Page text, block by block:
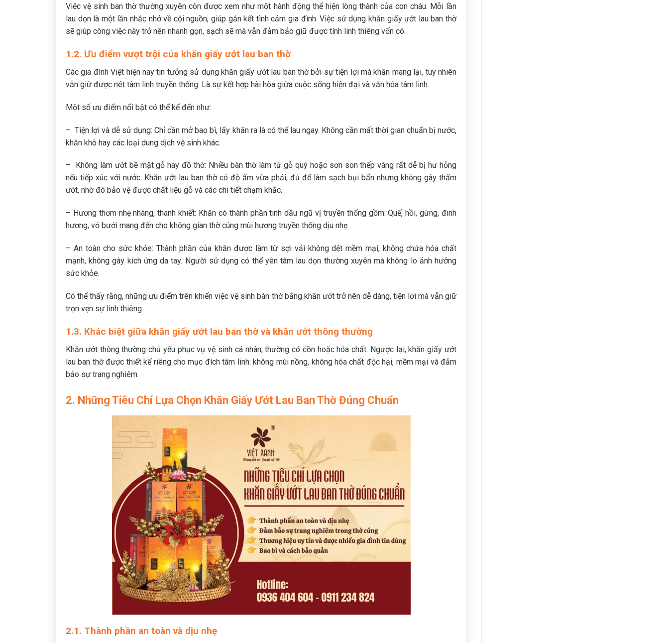
Việc vệ sinh ban thờ thường xuyên còn được xem như một hành động thể hiện lòng thành của con cháu. Mỗi lần
lau dọn là một lần nhắc nhở về cội nguồn, giúp gắn kết tình cảm gia đình. Việc sử dụng khăn giấy ướt lau ban thờ
sẽ giúp công việc này trở nên nhanh gọn, sạch sẽ mà vẫn đảm bảo giữ được tính linh thiêng vốn có.
1.2. Ưu điểm vượt trội của khăn giấy ướt lau ban thờ
Các gia đình Việt hiện nay tin tưởng sử dụng khăn giấy ướt lau ban thờ bởi sự tiện lợi mà khăn mang lại, tuy nhiên
vẫn giữ được nét tâm linh truyền thống. Là sự kết hợp hài hòa giữa cuộc sống hiện đại và văn hóa tâm linh.
Một số ưu điểm nổi bật có thể kể đến như:
– Tiện lợi và dễ sử dụng: Chỉ cần mở bao bì, lấy khăn ra là có thể lau ngay. Không cần mất thời gian chuẩn bị nước,
khăn khô hay các loại dung dịch vệ sinh khác.
– Không làm ướt bề mặt gỗ hay đồ thờ: Nhiều bàn thờ làm từ gỗ quý hoặc sơn son thếp vàng rất dễ bị hư hỏng
nếu tiếp xúc với nước. Khăn ướt lau ban thờ có độ ẩm vừa phải, đủ để làm sạch bụi bẩn nhưng không gây thấm
ướt, nhờ đó bảo vệ được chất liệu gỗ và các chi tiết chạm khắc.
– Hương thơm nhẹ nhàng, thanh khiết: Khăn có thành phần tinh dầu ngũ vị truyền thống gồm: Quế, hồi, gừng, đinh
hương, vỏ bưởi mang đến cho không gian thờ cúng mùi hương truyền thống dịu nhẹ.
– An toàn cho sức khỏe: Thành phần của khăn được làm từ sợi vải không dệt mềm mại, không chứa hóa chất
mạnh, không gây kích ứng da tay. Người sử dụng có thể yên tâm lau dọn thường xuyên mà không lo ảnh hưởng
sức khỏe.
Có thể thấy rằng, những ưu điểm trên khiến việc vệ sinh bàn thờ bằng khăn ướt trở nên dễ dàng, tiện lợi mà vẫn giữ
trọn vẹn sự linh thiêng.
1.3. Khác biệt giữa khăn giấy ướt lau ban thờ và khăn ướt thông thường
Khăn ướt thông thường chủ yếu phục vụ vệ sinh cá nhân, thường có cồn hoặc hóa chất. Ngược lại, khăn giấy ướt
lau ban thờ được thiết kế riêng cho mục đích tâm linh: không mùi nồng, không hóa chất độc hại, mềm mại và đảm
bảo sự trang nghiêm.
2. Những Tiêu Chí Lựa Chọn Khăn Giấy Ướt Lau Ban Thờ Đúng Chuẩn
2.1. Thành phần an toàn và dịu nhẹ